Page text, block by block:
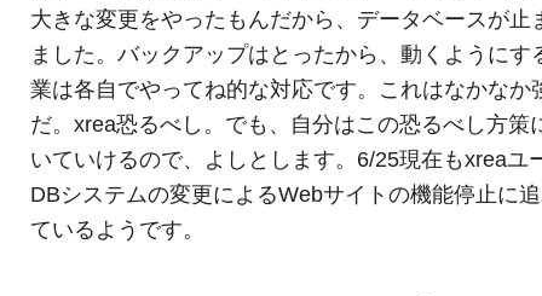
大きな変更をやったもんだから、データベースが止
ました。バックアップはとったから、動くようにす
業は各自でやってね的な対応です。これはなかなか
だ。xrea恐るべし。でも、自分はこの恐るべし方策
いていけるので、よしとします。6/25現在もxreaユ
DBシステムの変更によるWebサイトの機能停止に
ているようです。